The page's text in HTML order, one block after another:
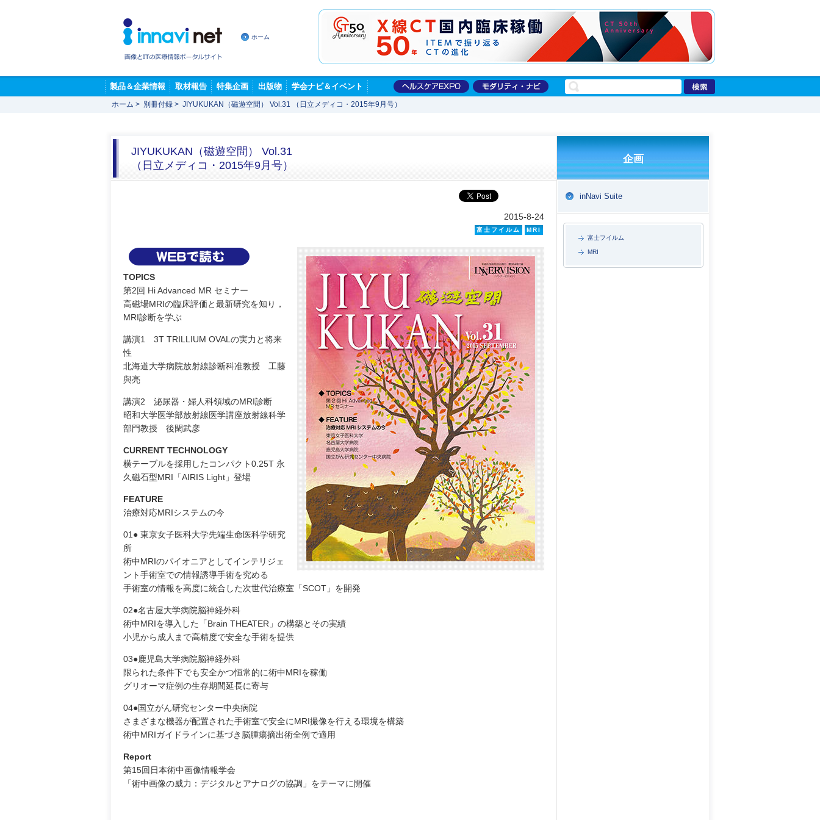
ホーム
製品＆企業情報 取材報告 特集企画 出版物 学会ナビ＆イベント
ホーム > 別冊付録 > JIYUKUKAN（磁遊空間） Vol.31 （日立メディコ・2015年9月号）
JIYUKUKAN（磁遊空間） Vol.31
（日立メディコ・2015年9月号）
2015-8-24
富士フイルム MRI
TOPICS
第2回 Hi Advanced MR セミナー
高磁場MRIの臨床評価と最新研究を知り，
MRI診断を学ぶ
講演1 3T TRILLIUM OVALの実力と将来
性
北海道大学病院放射線診断科准教授 工藤
與亮
講演2 泌尿器・婦人科領域のMRI診断
昭和大学医学部放射線医学講座放射線科学
部門教授 後閑武彦
CURRENT TECHNOLOGY
横テーブルを採用したコンパクト0.25T 永
久磁石型MRI「AIRIS Light」登場
FEATURE
治療対応MRIシステムの今
01● 東京女子医科大学先端生命医科学研究
所
術中MRIのパイオニアとしてインテリジェ
ント手術室での情報誘導手術を究める
手術室の情報を高度に統合した次世代治療室「SCOT」を開発
02●名古屋大学病院脳神経外科
術中MRIを導入した「Brain THEATER」の構築とその実績
小児から成人まで高精度で安全な手術を提供
03●鹿児島大学病院脳神経外科
限られた条件下でも安全かつ恒常的に術中MRIを稼働
グリオーマ症例の生存期間延長に寄与
04●国立がん研究センター中央病院
さまざまな機器が配置された手術室で安全にMRI撮像を行える環境を構築
術中MRIガイドラインに基づき脳腫瘍摘出術全例で適用
Report
第15回日本術中画像情報学会
「術中画像の威力：デジタルとアナログの協調」をテーマに開催
企画
inNavi Suite
富士フイルム
MRI